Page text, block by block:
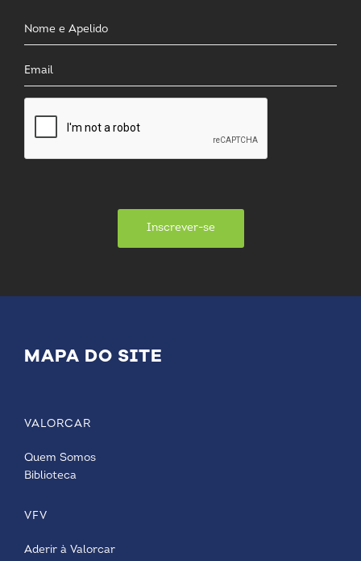
Inscrever-se
MAPA DO SITE
VALORCAR
Quem Somos
Biblioteca
VFV
Aderir à Valorcar